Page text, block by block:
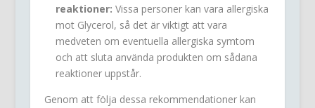
reaktioner: Vissa personer kan vara allergiska
mot Glycerol, så det är viktigt att vara
medveten om eventuella allergiska symtom
och att sluta använda produkten om sådana
reaktioner uppstår.
Genom att följa dessa rekommendationer kan